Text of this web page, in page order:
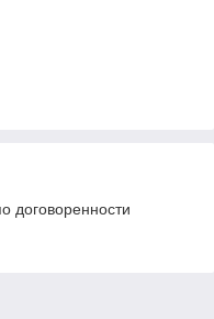
договоренности